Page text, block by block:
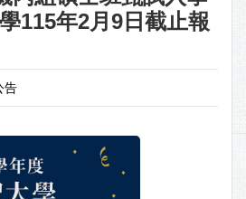
115年2月9日截止報
告